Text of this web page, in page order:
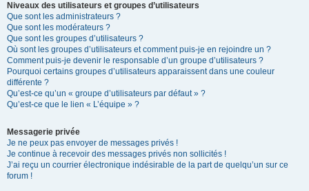
Niveaux des utilisateurs et groupes d’utilisateurs
Que sont les administrateurs ?
Que sont les modérateurs ?
Que sont les groupes d’utilisateurs ?
Où sont les groupes d’utilisateurs et comment puis-je en rejoindre un ?
Comment puis-je devenir le responsable d’un groupe d’utilisateurs ?
Pourquoi certains groupes d’utilisateurs apparaissent dans une couleur
différente ?
Qu’est-ce qu’un « groupe d’utilisateurs par défaut » ?
Qu’est-ce que le lien « L’équipe » ?
Messagerie privée
Je ne peux pas envoyer de messages privés !
Je continue à recevoir des messages privés non sollicités !
J’ai reçu un courrier électronique indésirable de la part de quelqu’un sur ce
forum !